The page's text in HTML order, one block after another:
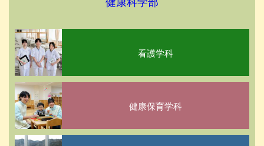
健康科学部
看護学科
健康保育学科